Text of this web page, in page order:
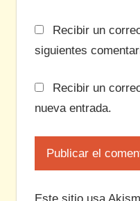
Recibir un
siguientes
Recibir un
nueva entrada.
Este sitio usa